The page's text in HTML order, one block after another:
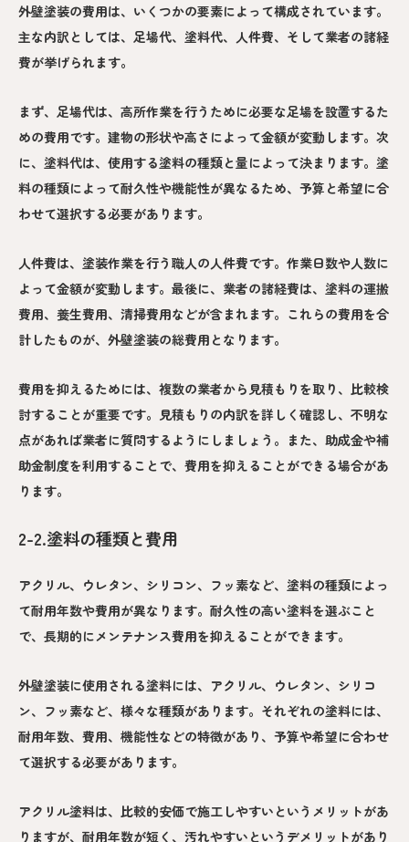
外壁塗装の費用は、いくつかの要素によって構成されています。
主な内訳としては、足場代、塗料代、人件費、そして業者の諸経
費が挙げられます。
まず、足場代は、高所作業を行うために必要な足場を設置するた
めの費用です。建物の形状や高さによって金額が変動します。次
に、塗料代は、使用する塗料の種類と量によって決まります。塗
料の種類によって耐久性や機能性が異なるため、予算と希望に合
わせて選択する必要があります。
人件費は、塗装作業を行う職人の人件費です。作業日数や人数に
よって金額が変動します。最後に、業者の諸経費は、塗料の運搬
費用、養生費用、清掃費用などが含まれます。これらの費用を合
計したものが、外壁塗装の総費用となります。
費用を抑えるためには、複数の業者から見積もりを取り、比較検
討することが重要です。見積もりの内訳を詳しく確認し、不明な
点があれば業者に質問するようにしましょう。また、助成金や補
助金制度を利用することで、費用を抑えることができる場合があ
ります。
2-2.塗料の種類と費用
アクリル、ウレタン、シリコン、フッ素など、塗料の種類によっ
て耐用年数や費用が異なります。耐久性の高い塗料を選ぶこと
で、長期的にメンテナンス費用を抑えることができます。
外壁塗装に使用される塗料には、アクリル、ウレタン、シリコ
ン、フッ素など、様々な種類があります。それぞれの塗料には、
耐用年数、費用、機能性などの特徴があり、予算や希望に合わせ
て選択する必要があります。
アクリル塗料は、比較的安価で施工しやすいというメリットがあ
りますが、耐用年数が短く、汚れやすいというデメリットがあり